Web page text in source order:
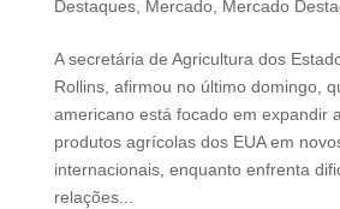
Destaques, Mercado, Mercado
A secretária de Agricultura dos
Rollins, afirmou no último domingo,
americano está focado em expandir
produtos agrícolas dos EUA em
internacionais, enquanto enfrenta
relações...